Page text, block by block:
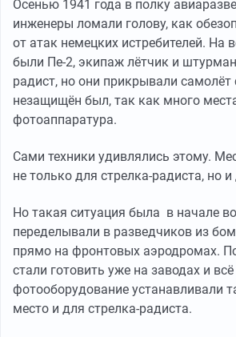
Осенью 1941 года в полку
инженеры ломали голову, как
от атак немецких истребителей. На
были Пе-2, экипаж лётчик и
радист, но они прикрывали самолёт
незащищён был, так как много
фотоаппаратура.
Сами техники удивлялись этому.
не только для стрелка-радиста, но
Но такая ситуация была в начале
переделывали в разведчиков из
прямо на фронтовых аэродромах.
стали готовить уже на заводах и всё
фотооборудование устанавливали
место и для стрелка-радиста.